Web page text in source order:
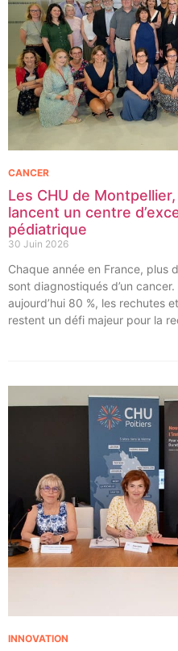
Les CHU de
lancent un centre
pédiatrique
30 Juin 2026
CANCER
Chaque année en France, plus
sont diagnostiqués d’un
aujourd’hui 80 %, les rechutes
restent un défi majeur pour la
cancers pédiatriques.
INNOVATION